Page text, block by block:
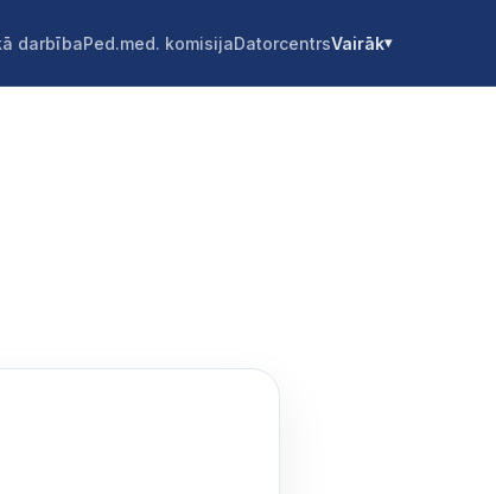
darbībaPed.med. komisijaDatorcentrsVairāk